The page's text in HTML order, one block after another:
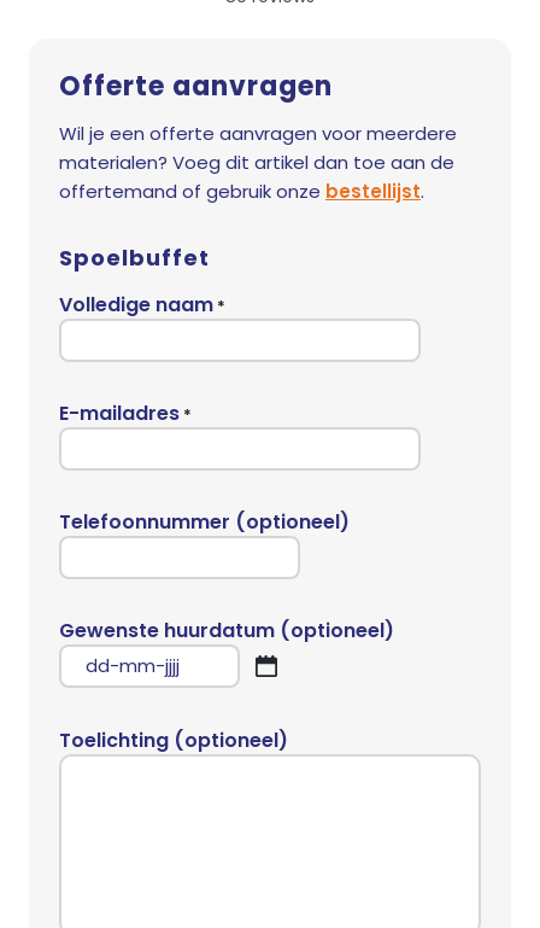
Offerte aanvragen
Wil je een offerte aanvragen voor meerdere
materialen? Voeg dit artikel dan toe aan de
offertemand of gebruik onze bestellijst.
Spoelbuffet
Volledige naam *
E-mailadres *
Telefoonnummer (optioneel)
Gewenste huurdatum (optioneel)
DD
MM
dash
Toelichting (optioneel)